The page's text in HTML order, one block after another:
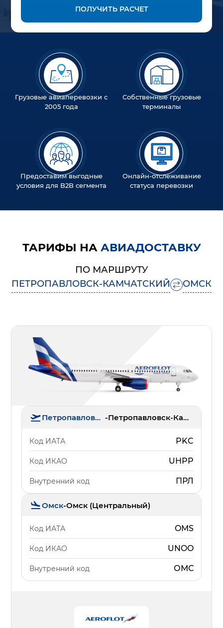
ПОЛУЧИТЬ РАСЧЕТ
Грузовые авиаперевозки с
2005 года
Собственные грузовые
терминалы
Предоставим выгодные
условия для B2B сегмента
Онлайн-отслеживание
статуса перевозки
ТАРИФЫ НА АВИАДОСТАВКУ
ПО МАРШРУТУ
ПЕТРОПАВЛОВСК-КАМЧАТСКИЙ
ОМСК
Петропавловск-Камчатский - Петропавловск-Камчатский (Елизово)
Код ИАТА PKC
Код ИКАО UHPP
Внутренний код ПРЛ
Омск-Омск (Центральный)
Код ИАТА OMS
Код ИКАО UNOO
Внутренний код ОМС